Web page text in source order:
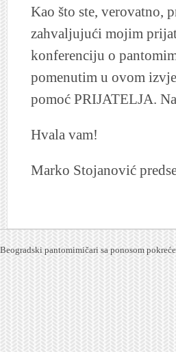
Kao što ste, verovatno,
zahvaljujući mojim
konferenciju o
pomenutim u ovom
pomoć PRIJATELJA.
Hvala vam!
Marko Stojanović
Beogradski pantomimičari sa ponosom pokreće